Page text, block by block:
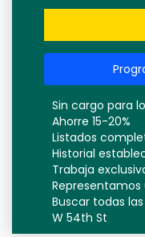
Sin cargo para
Ahorre 15-20%
Listados
Historial
Trabaja
Buscar todas
W 54th St